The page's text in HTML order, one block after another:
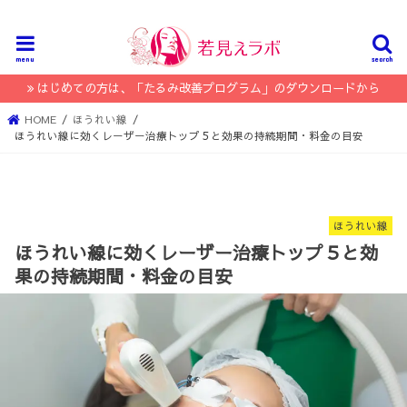
search
menu
はじめての方は、「たるみ改善プログラム」のダウンロードから
HOME
ほうれい線
ほうれい線に効くレーザー治療トップ５と効果の持続期間・料金の目安
ほうれい線
ほうれい線に効くレーザー治療トップ５と効
果の持続期間・料金の目安